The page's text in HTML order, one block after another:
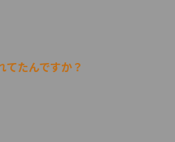
たんですか？